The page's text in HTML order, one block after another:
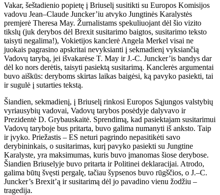
Vakar, šeštadienio popietę į Briuselį susitikti su Europos Komisijos
vadovu Jean–Claude Juncker’iu atvyko Jungtinės Karalystės
premjerė Theresa May. Žurnalistams spekuliuojant dėl šio vizito
tikslų (juk derybos dėl Brexit susitarimo baigtos, susitarimo teksto
taisyti negalima!), Vokietijos kanclerė Angela Merkel visai ne
juokais pagrasino apskritai nevyksianti į sekmadienį vyksiančią
Vadovų tarybą, jei išvakarėse T. May ir J.-C. Juncker’is bandys dar
dėl ko nors derėtis, taisyti pasiektą susitarimą. Kanclerės argumentai
buvo aiškūs: deryboms skirtas laikas baigėsi, ką pavyko pasiekti, tai
ir sugulė į sutarties tekstą.
Šiandien, sekmadienį, į Briuselį rinkosi Europos Sąjungos valstybių
vyriausybių vadovai, Vadovų tarybos posėdyje dalyvavo ir
Prezidentė D. Grybauskaitė. Sprendimą, kad pasiektajam susitarimui
Vadovų taryboje bus pritarta, buvo galima numanyti iš anksto. Taip
ir įvyko. Priežastis – ES neturi pagrindo nepasitikėti savo
derybininkais, o susitarimas, kurį pavyko pasiekti su Jungtine
Karalyste, yra maksimumas, kuris buvo įmanomas šiose derybose.
Šiandien Briuselyje buvo pritarta ir Politinei deklaracijai. Atrodo,
galima būtų švęsti pergalę, tačiau šypsenos buvo rūgščios, o J.–C.
Juncker’s Brexit’ą ir susitarimą dėl jo pavadino vienu žodžiu –
tragedija.